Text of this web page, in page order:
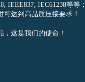
IEEE837, IEC61238等等
达到高品质压接要求！
这是我们的使命！